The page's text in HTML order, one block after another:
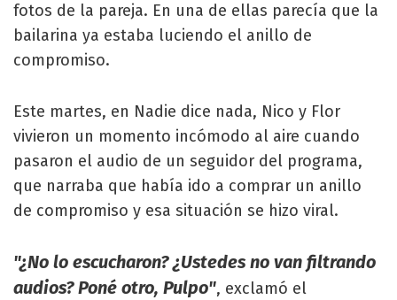
fotos de la pareja. En una de ellas parecía que la
bailarina ya estaba luciendo el anillo de
compromiso.
Este martes, en Nadie dice nada, Nico y Flor
vivieron un momento incómodo al aire cuando
pasaron el audio de un seguidor del programa,
que narraba que había ido a comprar un anillo
de compromiso y esa situación se hizo viral.
"¿No lo escucharon? ¿Ustedes no van filtrando
audios? Poné otro, Pulpo", exclamó el